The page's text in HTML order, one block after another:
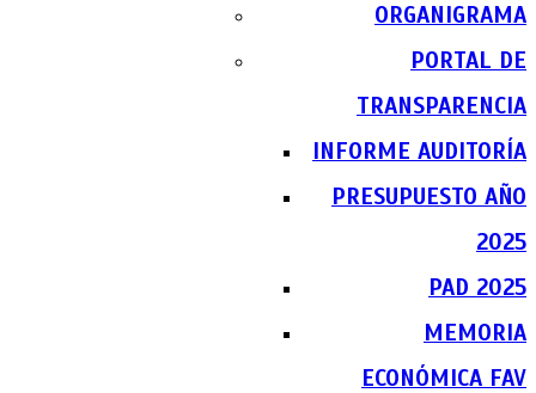
ORGANIGRAMA
PORTAL DE
TRANSPARENCIA
INFORME AUDITORÍA
PRESUPUESTO AÑO
2025
PAD 2025
MEMORIA
ECONÓMICA FAV